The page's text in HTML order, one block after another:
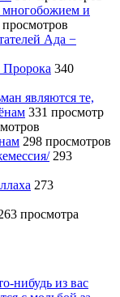
многобожием и
Ада −
Пророка 340
являются те,
331 просмотр
298 просмотров
293
273
просмотра
нибудь из вас